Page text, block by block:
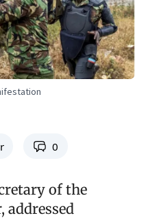
0
of the
addressed